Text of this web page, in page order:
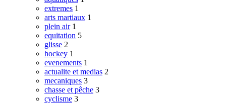
extremes 1
arts martiaux 1
plein air 1
equitation 5
glisse 2
hockey 1
evenements 1
actualite et medias 2
mecaniques 3
chasse et pêche 3
cyclisme 3